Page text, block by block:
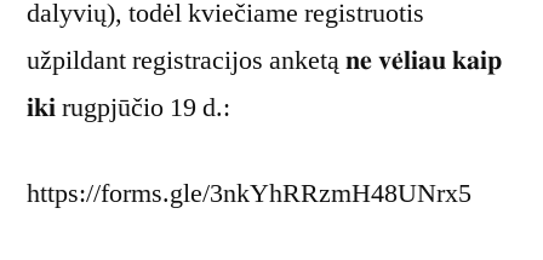
dalyvių), todėl kviečiame registruotis
užpildant registracijos anketą 𝐧𝐞 𝐯𝐞̇𝐥𝐢𝐚𝐮 𝐤𝐚𝐢𝐩
𝐢𝐤𝐢 rugpjūčio 19 d.:
https://forms.gle/3nkYhRRzmH48UNrx5